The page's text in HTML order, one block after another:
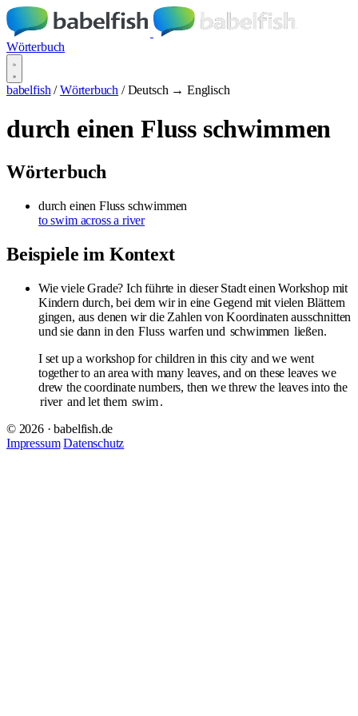
Wörterbuch
babelfish / Wörterbuch / Deutsch → Englisch
durch einen Fluss schwimmen
Wörterbuch
durch einen Fluss schwimmen
to swim across a river
Beispiele im Kontext
Wie viele Grade? Ich führte in dieser Stadt einen Workshop mit
Kindern durch, bei dem wir in eine Gegend mit vielen Blättern
gingen, aus denen wir die Zahlen von Koordinaten ausschnitten
und sie dann in den Fluss warfen und schwimmen ließen.
I set up a workshop for children in this city and we went
together to an area with many leaves, and on these leaves we
drew the coordinate numbers, then we threw the leaves into the
river and let them swim.
© 2026 · babelfish.de
Impressum Datenschutz